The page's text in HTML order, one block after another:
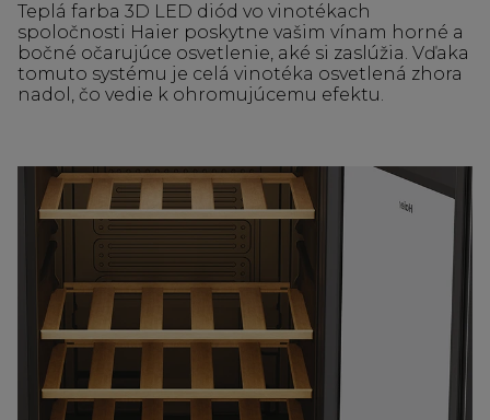
Teplá farba 3D LED diód vo vinotékach
spoločnosti Haier poskytne vašim vínam horné a
bočné očarujúce osvetlenie, aké si zaslúžia. Vďaka
tomuto systému je celá vinotéka osvetlená zhora
nadol, čo vedie k ohromujúcemu efektu.